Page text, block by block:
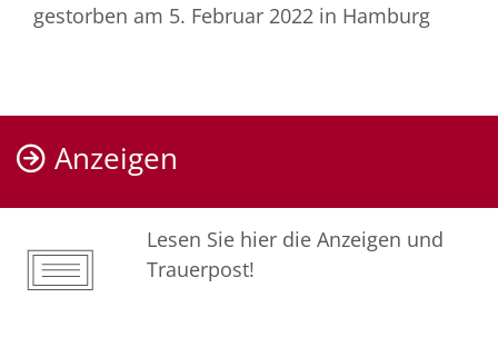
gestorben am 5. Februar 2022 in Hamburg
Anzeigen
Lesen Sie hier die Anzeigen und
Trauerpost!